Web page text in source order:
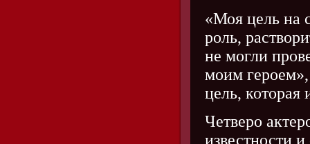
«Моя цель на
роль,
не могли
моим
цель, которая
Четверо
известности